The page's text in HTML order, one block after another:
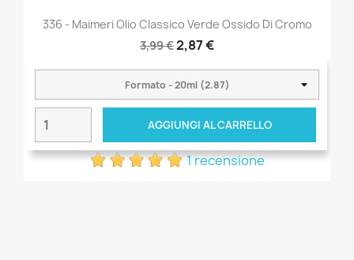
336 - Maimeri Olio Classico Verde Ossido Di Cromo
3,99 €2,87 €
AGGIUNGI AL CARRELLO
1 recensione